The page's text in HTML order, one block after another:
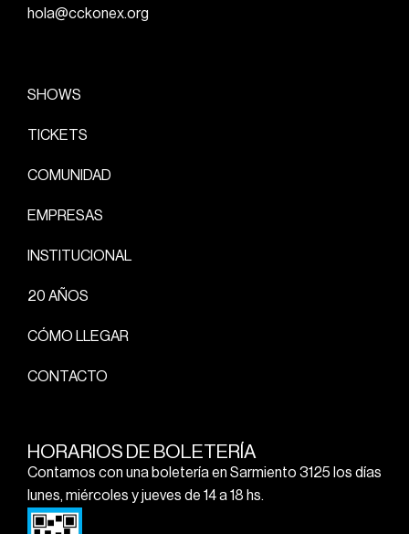
hola@cckonex.org
SHOWS
TICKETS
COMUNIDAD
EMPRESAS
INSTITUCIONAL
20 AÑOS
CÓMO LLEGAR
CONTACTO
HORARIOS DE BOLETERÍA
Contamos con una boletería en Sarmiento 3125 los días
lunes, miércoles y jueves de 14 a 18 hs.